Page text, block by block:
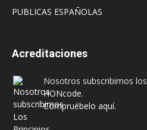
PUBLICAS ESPAÑOLAS
Acreditaciones
Nosotros subscribimos los
HONcode.
Compruébelo aquí.